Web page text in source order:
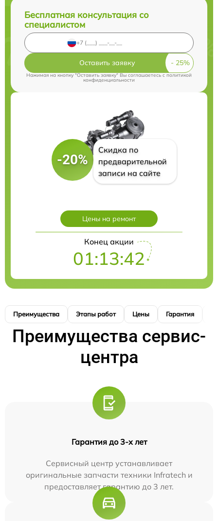
Бесплатная консультация со
специалистом
Оставить заявку
Нажимая на кнопку "Оставить заявку" Вы соглашаетесь cполитикой
конфиденциальности
-20%
Скидка по
предварительной
записи на сайте
Цены на ремонт
Конец акции
01:13:41
Преимущества Этапы работ Цены Гарантия
Преимущества сервис-
центра
Гарантия до 3-х лет
Сервисный центр устанавливает
оригинальные запчасти техники Infratech и
предоставляет гарантию до 3 лет.